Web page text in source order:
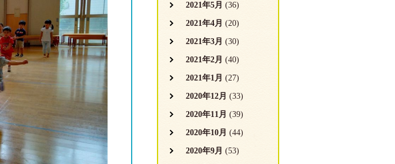
2021年5月 (36)
2021年4月 (20)
2021年3月 (30)
2021年2月 (40)
2021年1月 (27)
2020年12月 (33)
2020年11月 (39)
2020年10月 (44)
2020年9月 (53)